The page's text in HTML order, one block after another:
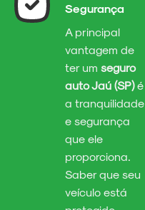
Segurança
A principal
vantagem de
ter um seguro
auto Jaú (SP)é
a tranquilidade
e segurança
que ele
proporciona.
Saber que seu
veículo está